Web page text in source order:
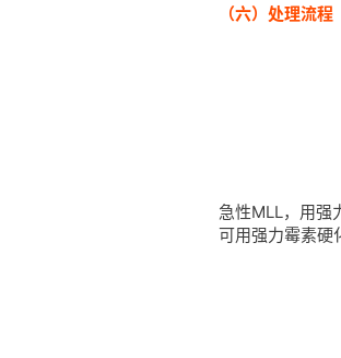
（六）处理流程
急性MLL，用强
可用强力霉素硬